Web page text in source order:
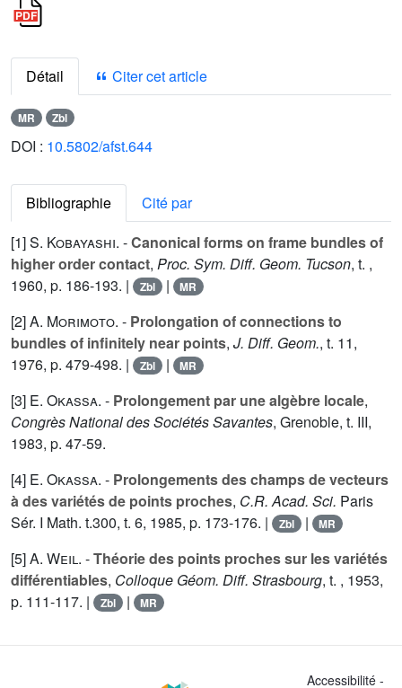
Détail Citer cet article
MR Zbl
DOI : 10.5802/afst.644
Bibliographie
Cité par
[1]S. Kobayashi. -Canonical forms on frame bundles of
higher order contact, Proc. Sym. Diff. Geom. Tucson, t. ,
1960, p. 186-193. |
Zbl | MR
[2]A. Morimoto. - Prolongation of connections to
bundles of infinitely near points, J. Diff. Geom., t. 11,
1976, p. 479-498. |
Zbl | MR
[3] E. Okassa. - Prolongement par une algèbre locale,
Congrès National des Sociétés Savantes, Grenoble, t. III,
1983, p. 47-59.
[4] E. Okassa. - Prolongements des champs de vecteurs
à des variétés de points proches, C.R. Acad. Sci. Paris
Sér. I Math. t.300, t. 6, 1985, p. 173-176. | Zbl | MR
[5]A. Weil. -Théorie des points proches sur les variétés
différentiables, Colloque Géom. Diff. Strasbourg, t. , 1953,
p. 111-117. |
Zbl | MR
Accessibilité -